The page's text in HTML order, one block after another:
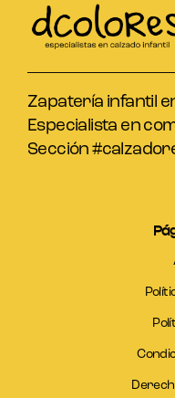
Zapatería infantil
Especialista en
Sección